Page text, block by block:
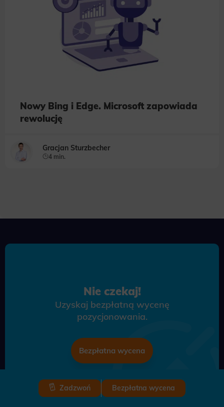
Nowy Bing i Edge. Microsoft zapowiada
rewolucję
Gracjan Sturzbecher
4 min.
Nie czekaj!
Uzyskaj bezpłatną wycenę
pozycjonowania.
Bezpłatna wycena
Zadzwoń Bezpłatna wycena